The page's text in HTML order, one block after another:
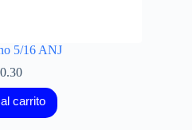
5/16 ANJ
carrito